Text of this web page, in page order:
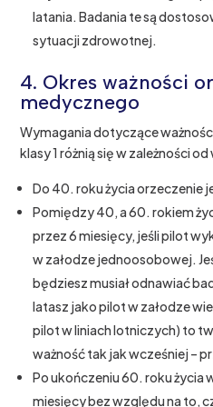
latania. Badania te są
sytuacji zdrowotnej.
4. Okres ważności
medycznego
Wymagania dotyczące
klasy 1 różnią się w zależności
Do 40. roku życia orzeczenie
Pomiędzy 40, a 60. rokiem
przez 6 miesięcy, jeśli pilot
w załodze jednoosobowej.
będziesz musiał odnawiać
latasz jako pilot w załodze
pilot w liniach lotniczych) to
ważność tak jak wcześniej –
Po ukończeniu 60. roku życia
miesięcy bez względu na to,